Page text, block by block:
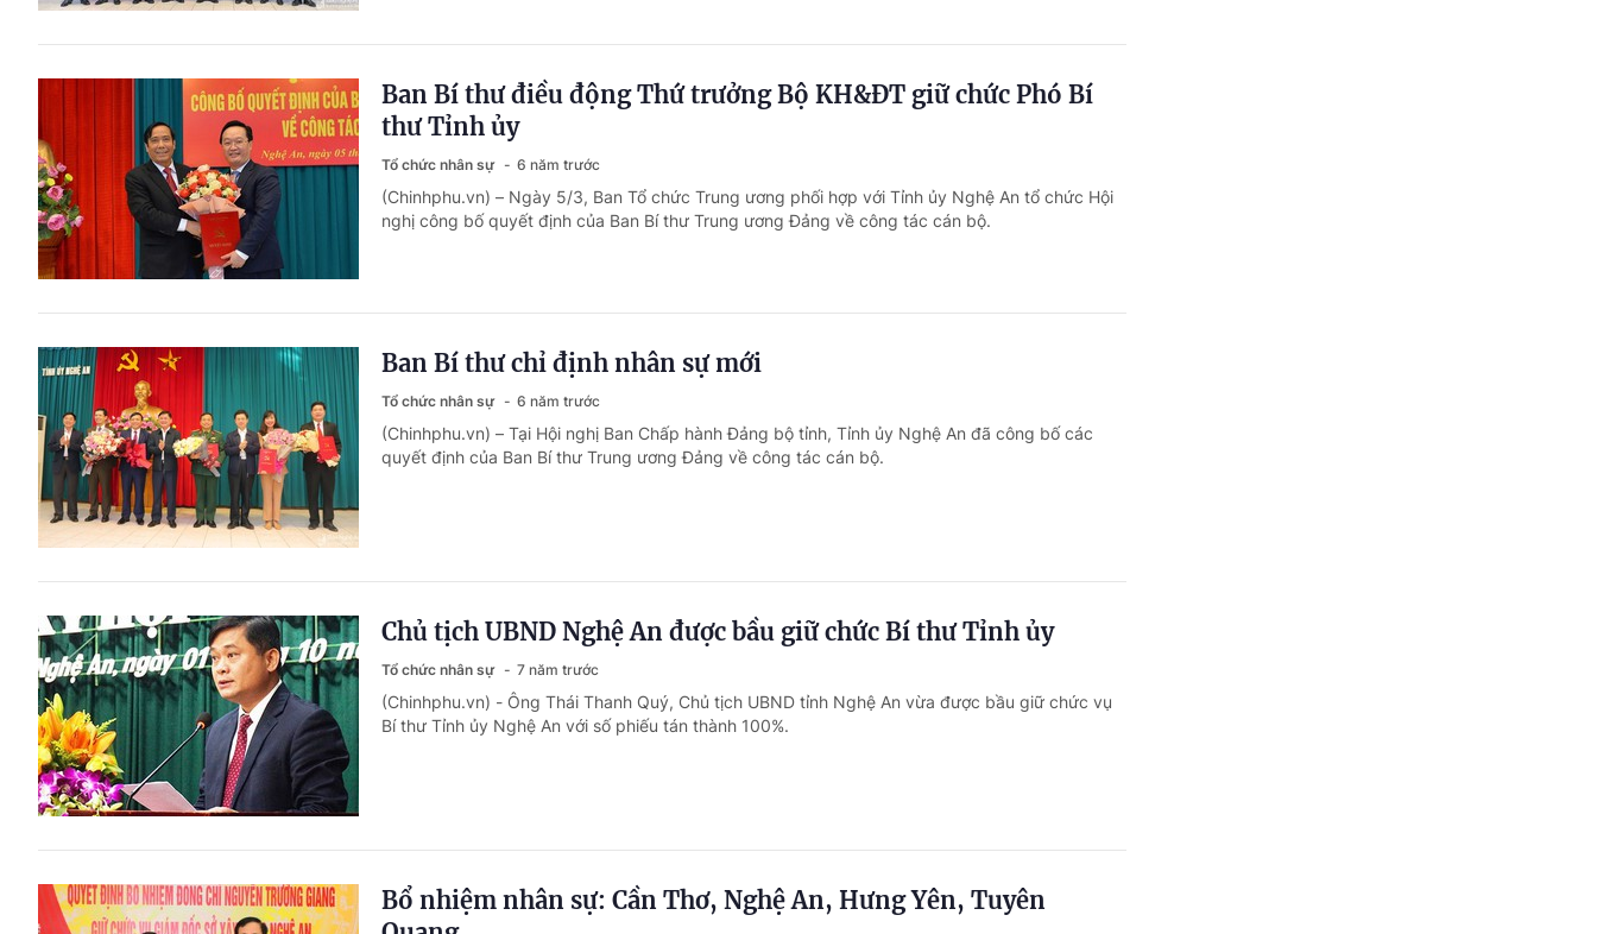
Ban Bí thư điều động Thứ trưởng Bộ KH&ĐT giữ chức Phó Bí
thư Tỉnh ủy
Tổ chức nhân sự 6 năm trước
(Chinhphu.vn) – Ngày 5/3, Ban Tổ chức Trung ương phối hợp với Tỉnh ủy Nghệ An tổ chức Hội
nghị công bố quyết định của Ban Bí thư Trung ương Đảng về công tác cán bộ.
Ban Bí thư chỉ định nhân sự mới
Tổ chức nhân sự 6 năm trước
(Chinhphu.vn) – Tại Hội nghị Ban Chấp hành Đảng bộ tỉnh, Tỉnh ủy Nghệ An đã công bố các
quyết định của Ban Bí thư Trung ương Đảng về công tác cán bộ.
Chủ tịch UBND Nghệ An được bầu giữ chức Bí thư Tỉnh ủy
Tổ chức nhân sự 7 năm trước
(Chinhphu.vn) - Ông Thái Thanh Quý, Chủ tịch UBND tỉnh Nghệ An vừa được bầu giữ chức vụ
Bí thư Tỉnh ủy Nghệ An với số phiếu tán thành 100%.
Bổ nhiệm nhân sự: Cần Thơ, Nghệ An, Hưng Yên, Tuyên